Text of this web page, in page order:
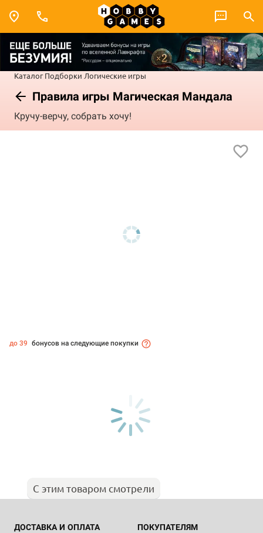
Каталог Подборки Логические игры
Правила игры Магическая Мандала
Кручу-верчу, собрать хочу!
до 39 бонусов на следующие покупки
С этим товаром смотрели
ДОСТАВКА И ОПЛАТА ПОКУПАТЕЛЯМ